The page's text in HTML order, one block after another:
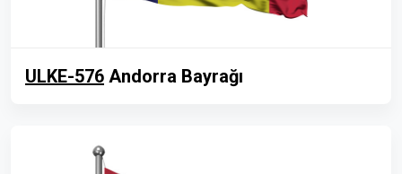
ULKE-576 Andorra Bayrağı